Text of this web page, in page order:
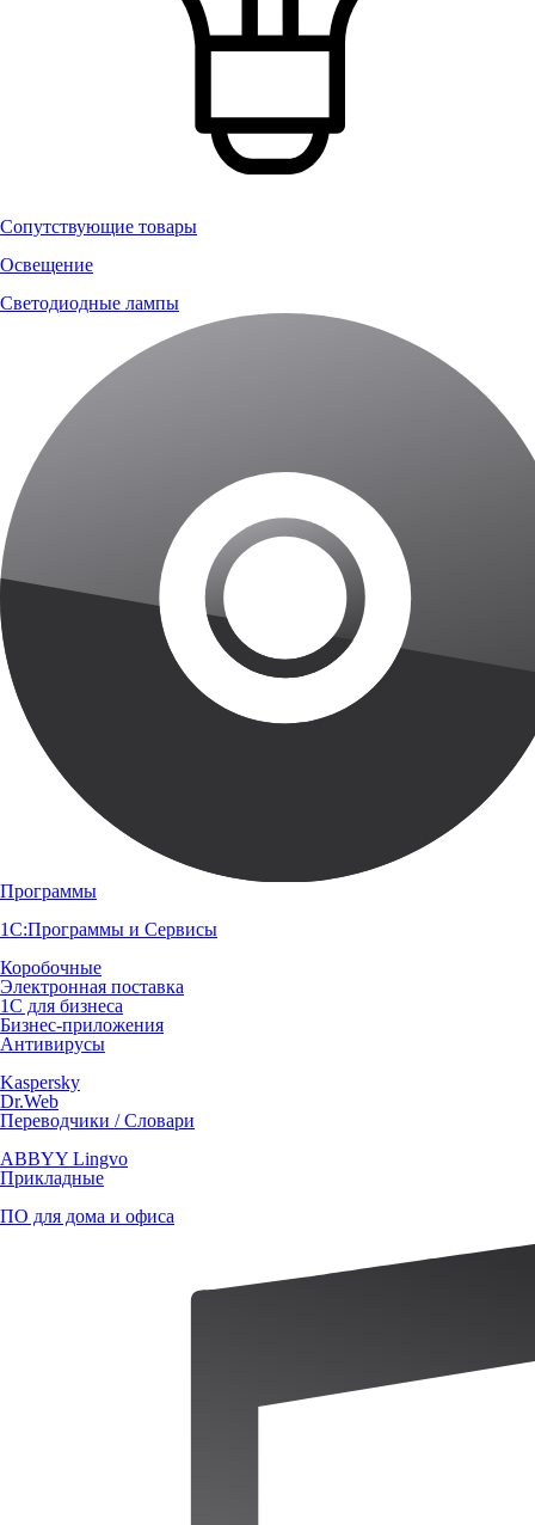
Сопутствующие товары
Освещение
Светодиодные лампы
Программы
1С:Программы и Сервисы
Коробочные
Электронная поставка
1С для бизнеса
Бизнес-приложения
Антивирусы
Kaspersky
Dr.Web
Переводчики / Словари
ABBYY Lingvo
Прикладные
ПО для дома и офиса